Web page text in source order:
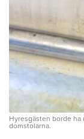
Hyresgästen borde ha
domstolarna.